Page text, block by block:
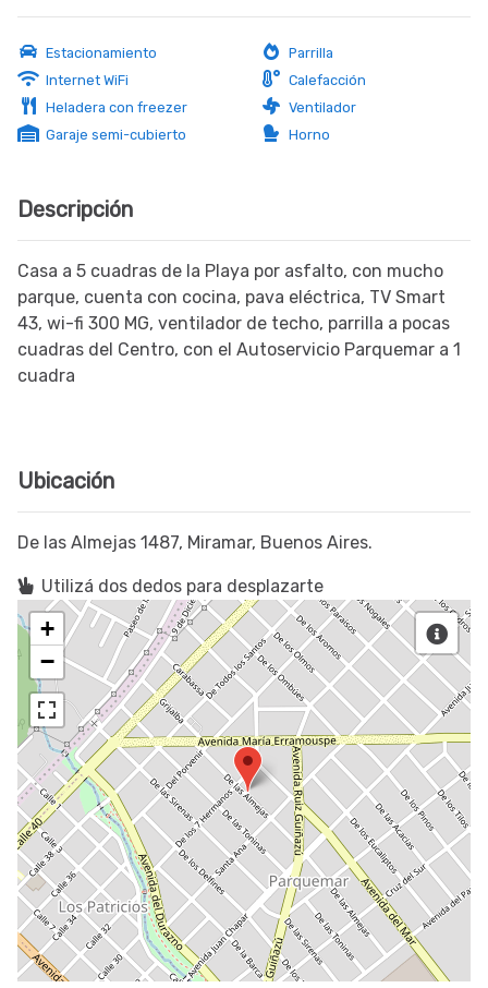
Estacionamiento
Parrilla
Internet WiFi
Calefacción
Heladera con freezer
Ventilador
Garaje semi-cubierto
Horno
Descripción
Casa a 5 cuadras de la Playa por asfalto, con mucho
parque, cuenta con cocina, pava eléctrica, TV Smart
43, wi-fi 300 MG, ventilador de techo, parrilla a pocas
cuadras del Centro, con el Autoservicio Parquemar a 1
cuadra
Ubicación
De las Almejas 1487, Miramar, Buenos Aires.
Utilizá dos dedos para desplazarte
+
−